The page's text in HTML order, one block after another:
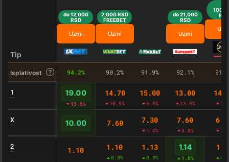
Tip
do 12,000
RSD
Uzmi
2,000 RSD
FREEBET
Uzmi
do 21,000
RSD
Uzmi
do
RSD
Isplativost 94.2% 90.2% 91.9% 92.1%
1 19.00
13.6%
14.70
10.9%
15.00
6.3%
13.00
13.3%
X 10.00 7.60 7.30
1.4%
7.60
3.8%
2 1.10 1.10
0.9%
1.13
0.9%
1.14
1.8%